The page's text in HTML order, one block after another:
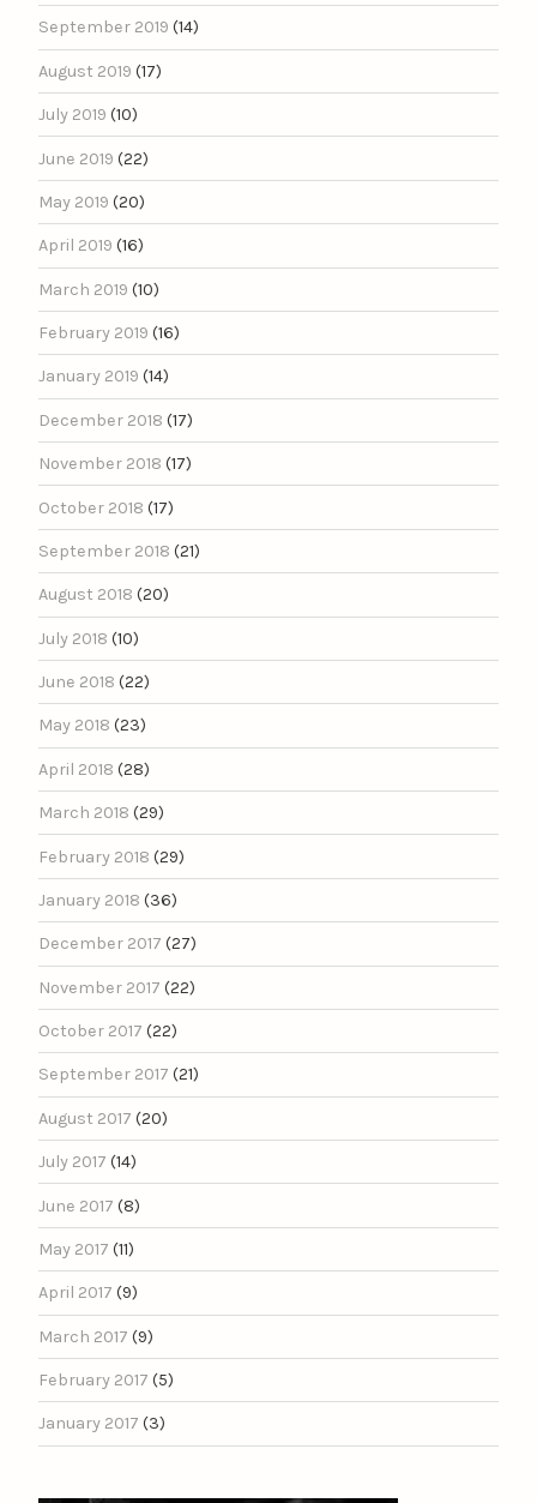
September 2019 (14)
August 2019 (17)
July 2019 (10)
June 2019 (22)
May 2019 (20)
April 2019 (16)
March 2019 (10)
February 2019 (16)
January 2019 (14)
December 2018 (17)
November 2018 (17)
October 2018 (17)
September 2018 (21)
August 2018 (20)
July 2018 (10)
June 2018 (22)
May 2018 (23)
April 2018 (28)
March 2018 (29)
February 2018 (29)
January 2018 (36)
December 2017 (27)
November 2017 (22)
October 2017 (22)
September 2017 (21)
August 2017 (20)
July 2017 (14)
June 2017 (8)
May 2017 (11)
April 2017 (9)
March 2017 (9)
February 2017 (5)
January 2017 (3)